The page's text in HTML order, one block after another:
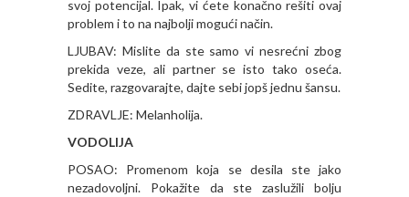
svoj potencijal. Ipak, vi ćete konačno rešiti ovaj
problem i to na najbolji mogući način.
LJUBAV: Mislite da ste samo vi nesrećni zbog
prekida veze, ali partner se isto tako oseća.
Sedite, razgovarajte, dajte sebi jopš jednu šansu.
ZDRAVLJE: Melanholija.
VODOLIJA
POSAO: Promenom koja se desila ste jako
nezadovoljni. Pokažite da ste zaslužili bolju